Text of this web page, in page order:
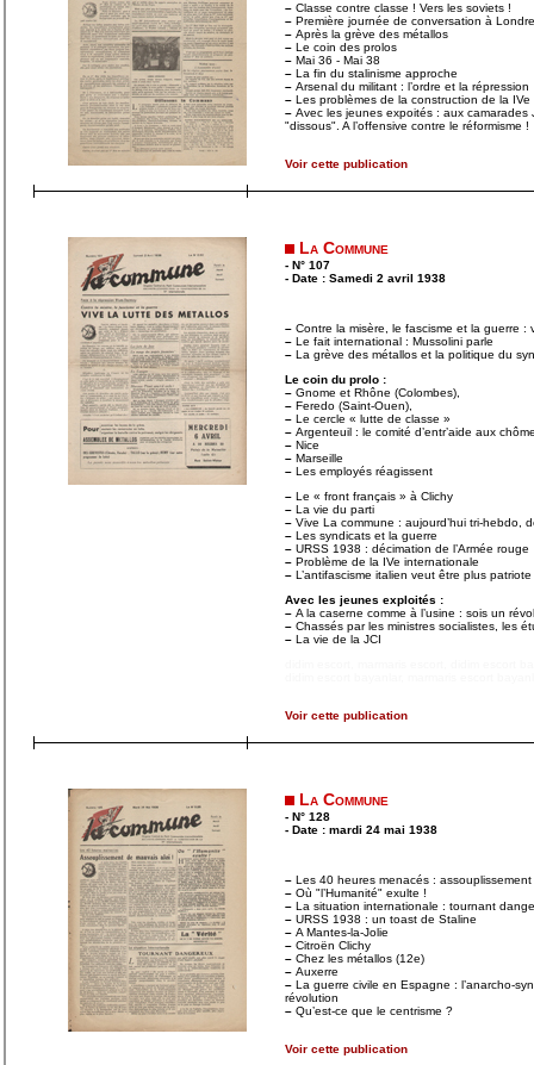
– Classe contre classe ! Vers les soviets !
– Première journée de conversation à
– Après la grève des métallos
– Le coin des prolos
– Mai 36 - Mai 38
– La fin du stalinisme approche
– Arsenal du militant : l’ordre et la répression
– Les problèmes de la construction de la
– Avec les jeunes expoités : aux
"dissous". A l’offensive contre le réformisme !
Voir cette publication
La Commune
- N° 107
- Date : Samedi 2 avril 1938
– Contre la misère, le fascisme et la guerre :
– Le fait international : Mussolini parle
– La grève des métallos et la politique du
Le coin du prolo :
– Gnome et Rhône (Colombes),
– Feredo (Saint-Ouen),
– Le cercle « lutte de classe »
– Argenteuil : le comité d’entr’aide aux
– Nice
– Marseille
– Les employés réagissent
– Le « front français » à Clichy
– La vie du parti
– Vive La commune : aujourd’hui tri-hebdo,
– Les syndicats et la guerre
– URSS 1938 : décimation de l’Armée rouge
– Problème de la IVe internationale
– L’antifascisme italien veut être plus
Avec les jeunes exploités :
– A la caserne comme à l’usine : sois un
– Chassés par les ministres socialistes, les
– La vie de la JCI
Voir cette publication
La Commune
- N° 128
- Date : mardi 24 mai 1938
– Les 40 heures menacés :
– Où "l’Humanité" exulte !
– La situation internationale : tournant
– URSS 1938 : un toast de Staline
– A Mantes-la-Jolie
– Citroën Clichy
– Chez les métallos (12e)
– Auxerre
– La guerre civile en Espagne : l’anarcho-
révolution
– Qu’est-ce que le centrisme ?
Voir cette publication